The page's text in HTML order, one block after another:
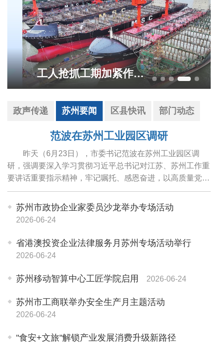
工人抢抓工期加紧作业 全力冲刺生产"双过半"目标
政声传递 苏州要闻 区县快讯 部门动态
范波在苏州工业园区调研
昨天（6月23日），市委书记范波在苏州工业园区调
研，强调要深入学习贯彻习近平总书记对江苏、苏州工作重
要讲话重要指示精神，牢记嘱托、感恩奋进，以高质量党建
引领高质量发展，传承弘扬和发展"园区经验"，更大力度深
化改革开放，推动科技创新和产业创新深度...
苏州市政协企业家委员沙龙举办专场活动
2026-06-24
省港澳投资企业法律服务月苏州专场活动举行
2026-06-24
苏州移动智算中心工匠学院启用 2026-06-24
苏州市工商联举办安全生产月主题活动
2026-06-24
"食安+文旅"解锁产业发展消费升级新路径